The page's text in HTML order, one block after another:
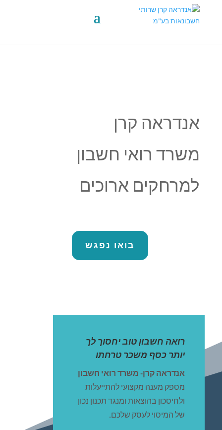
אנדראה קרן
משרד רואי חשבון
למרחקים ארוכים
בואו נפגש
רואה חשבון טוב יחסוך לך
יותר כסף משכר טרחתו
אנדראה קרן- משרד רואי חשבון
מספק מענה מקצועי להתייעלות
ולחיסכון בהוצאות ומנגד תכנון נכון
של המיסוי לעסק שלכם.